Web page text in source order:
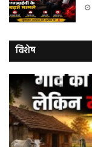
विशेष